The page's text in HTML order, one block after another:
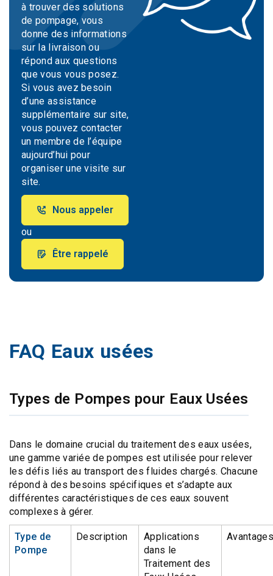
à trouver des solutions
de pompage, vous
donne des informations
sur la livraison ou
répond aux questions
que vous vous posez.
Si vous avez besoin
d’une assistance
supplémentaire sur site,
vous pouvez contacter
un membre de l’équipe
aujourd’hui pour
organiser une visite sur
site.
Nous appeler
ou
Être rappelé
FAQ Eaux usées
Types de Pompes pour Eaux Usées
Dans le domaine crucial du traitement des eaux usées,
une gamme variée de pompes est utilisée pour relever
les défis liés au transport des fluides chargés. Chacune
répond à des besoins spécifiques et s’adapte aux
différentes caractéristiques de ces eaux souvent
complexes à gérer.
Type de
Pompe
Description
Applications
dans le
Traitement des
Avantages